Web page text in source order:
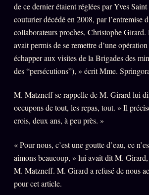
de ce dernier étaient réglées par Yves
couturier décédé en 2008, par l’entremise
collaborateurs proches, Christophe Girard.
avait permis de se remettre d’une
échapper aux visites de la Brigades des
des “persécutions”), » écrit Mme.
M. Matzneff se rappelle de M. Girard lui
occupons de tout, les repas, tout. » Il
crois, deux ans, à peu près. »
« Pour nous, c’est une goutte d’eau, ce
aimons beaucoup, » lui avait dit M. Girard,
M. Matzneff. M. Girard a refusé de nous
pour cet article.